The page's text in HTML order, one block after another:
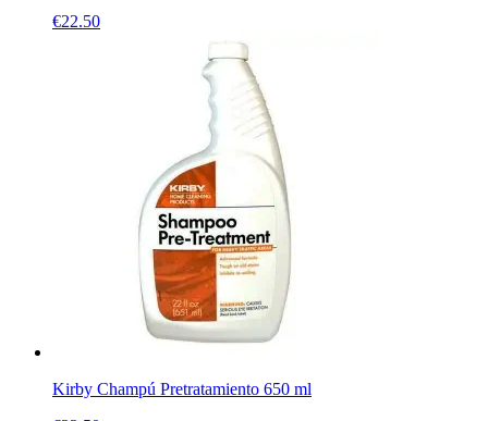
€22.50
Kirby Champú Pretratamiento 650 ml